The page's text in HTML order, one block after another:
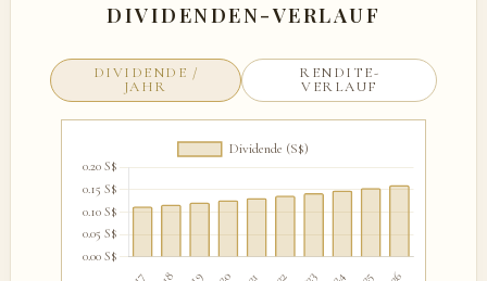
DIVIDENDEN-VERLAUF
DIVIDENDE /
JAHR
RENDITE-
VERLAUF